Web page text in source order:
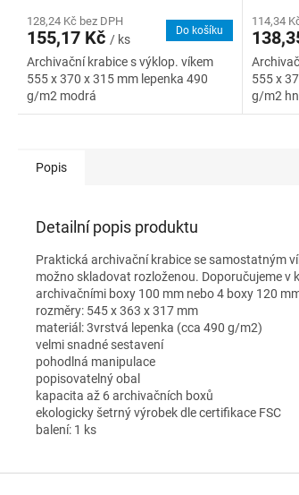
128,24 Kč bez DPH
155,17 Kč / ks
Do košíku
Archivační krabice s výklop. víkem
555 x 370 x 315 mm lepenka 490
g/m2 modrá
114,34
555 x
g/m2
Popis
Detailní popis produktu
Praktická archivační krabice se samostatným
možno skladovat rozloženou. Doporučujeme v
archivačními boxy 100 mm nebo 4 boxy 120
rozměry: 545 x 363 x 317 mm
materiál: 3vrstvá lepenka (cca 490 g/m2)
velmi snadné sestavení
pohodlná manipulace
popisovatelný obal
kapacita až 6 archivačních boxů
ekologicky šetrný výrobek dle certifikace FSC
balení: 1 ks